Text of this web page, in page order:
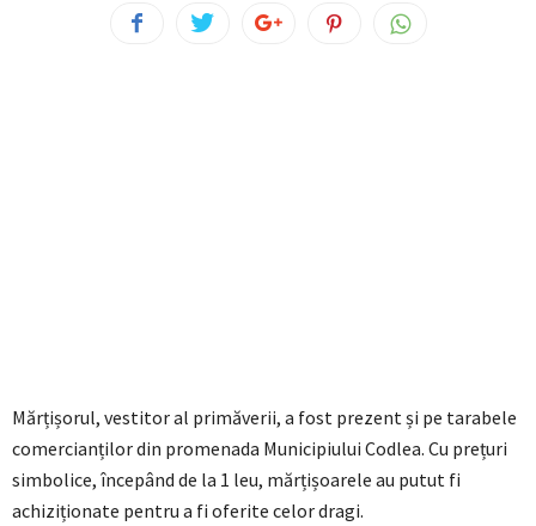
Mărțișorul, vestitor al primăverii, a fost prezent și pe tarabele
comercianților din promenada Municipiului Codlea. Cu prețuri
simbolice, începând de la 1 leu, mărțișoarele au putut fi
achiziționate pentru a fi oferite celor dragi.